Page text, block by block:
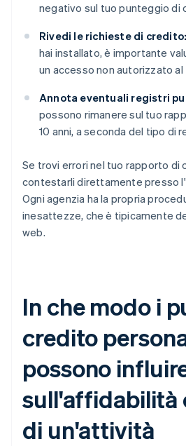
negativo sul tuo punteggio di
Rivedi le richieste di credito:
hai installato, è importante
un accesso non autorizzato
Annota eventuali registri
possono rimanere sul tuo
10 anni, a seconda del tipo di
Se trovi errori nel tuo rapporto di
contestarli direttamente presso
Ogni agenzia ha la propria
inesattezze, che è tipicamente
web.
In che modo i
credito
possono
sull'affidabilità
di un'attività